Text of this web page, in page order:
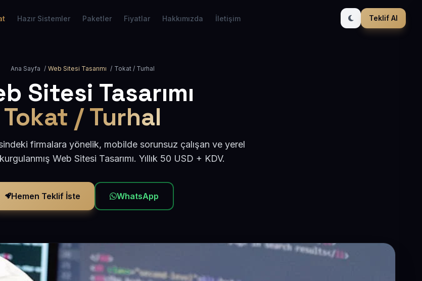
Hazır Sistemler Paketler Fiyatlar Hakkımızda İletişim Teklif Al
Ana Sayfa / Web Sitesi Tasarımı / Tokat / Turhal
Sitesi Tasarımı
Tokat / Turhal
firmalara yönelik, mobilde sorunsuz çalışan ve yerel
Web Sitesi Tasarımı. Yıllık 50 USD + KDV.
Hemen Teklif İste WhatsApp